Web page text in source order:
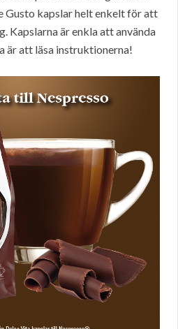
Gusto kapslar helt enkelt för att
Kapslarna är enkla att använda
är att läsa instruktionerna!